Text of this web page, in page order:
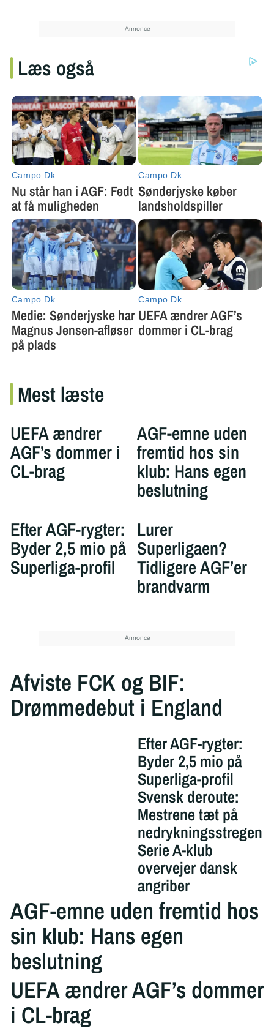
Mest læste
UEFA ændrer
AGF’s dommer i
CL-brag
AGF-emne uden
fremtid hos sin
klub: Hans egen
beslutning
Efter AGF-rygter:
Byder 2,5 mio på
Superliga-profil
Lurer
Superligaen?
Tidligere AGF’er
brandvarm
Afviste FCK og BIF:
Drømmedebut i England
Efter AGF-rygter:
Byder 2,5 mio på
Superliga-profil
Svensk deroute:
Mestrene tæt på
nedrykningsstregen
Serie A-klub
overvejer dansk
angriber
AGF-emne uden fremtid hos
sin klub: Hans egen
beslutning
UEFA ændrer AGF’s dommer
i CL-brag